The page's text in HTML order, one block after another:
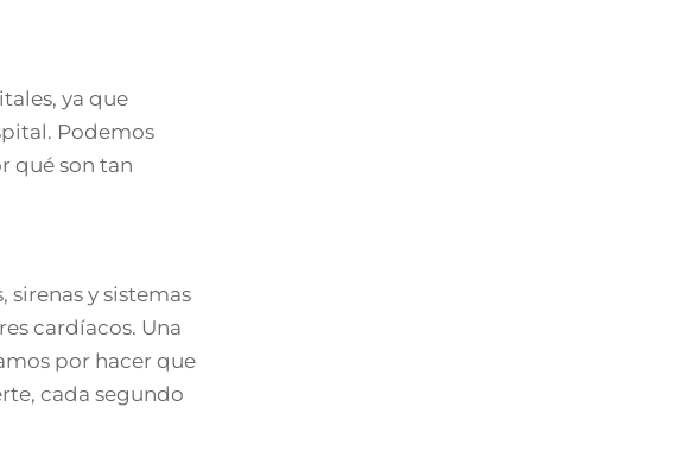
ya que
Podemos
qué son tan
sirenas y sistemas
cardíacos. Una
por hacer que
cada segundo